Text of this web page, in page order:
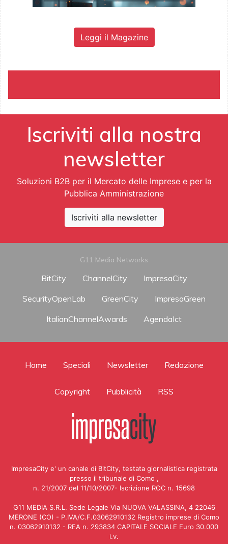
Leggi il Magazine
Iscriviti alla nostra
newsletter
Soluzioni B2B per il Mercato delle Imprese e per la
Pubblica Amministrazione
Iscriviti alla newsletter
G11 Media Networks
BitCity ChannelCity
ImpresaCity
SecurityOpenLab
GreenCity
ImpresaGreen
ItalianChannelAwards
AgendaIct
Home Speciali Newsletter Redazione
Copyright Pubblicità RSS
ImpresaCity e' un canale di BitCity, testata giornalistica registrata
presso il tribunale di Como ,
n. 21/2007 del 11/10/2007- Iscrizione ROC n. 15698
G11 MEDIA S.R.L. Sede Legale Via NUOVA VALASSINA, 4 22046
MERONE (CO) - P.IVA/C.F.03062910132 Registro imprese di Como
n. 03062910132 - REA n. 293834 CAPITALE SOCIALE Euro 30.000
i.v.